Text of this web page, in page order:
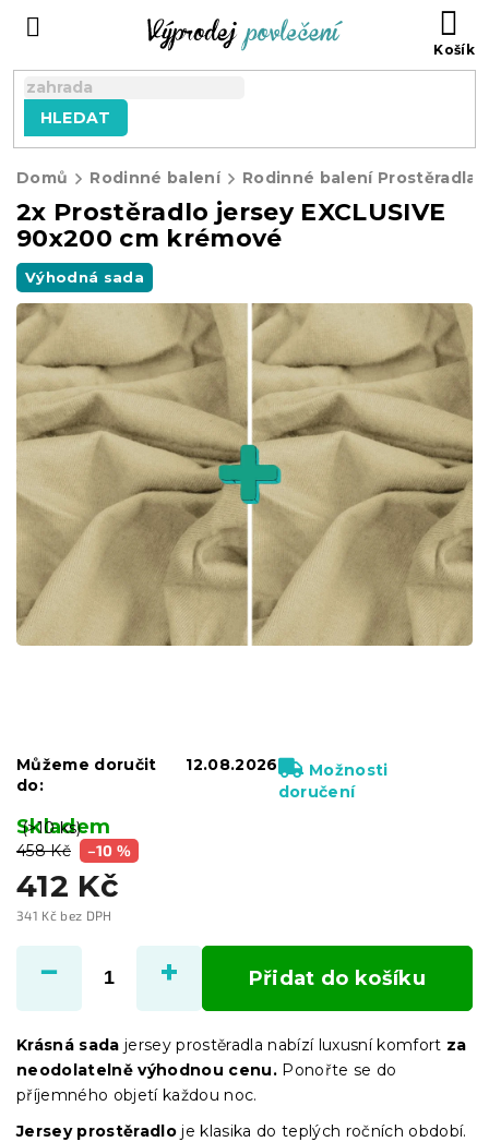
HLEDAT
Domů Rodinné balení Rodinné balení Prostěradla
2x Prostěradlo jersey EXCLUSIVE
90x200 cm krémové
Výhodná sada
458 Kč –10 %
412 Kč
341 Kč bez DPH
cena:
Skladem
(>10 ks)
Můžeme doručit
do:
12.08.2026
Možnosti
doručení
Přidat do košíku
Krásná sada jersey prostěradla nabízí luxusní komfort za
neodolatelně výhodnou cenu. Ponořte se do
příjemného objetí každou noc.
Jersey prostěradloje klasika do teplých ročních období.